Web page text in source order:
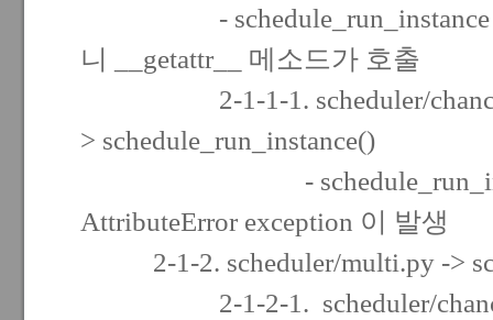
- schedule_run_instance
니 __getattr__ 메소드가 호출
2-1-1-1. scheduler/
> schedule_run_instance()
-
AttributeError exception 이 발생
2-1-2. scheduler/multi.py ->
2-1-2-1. scheduler/